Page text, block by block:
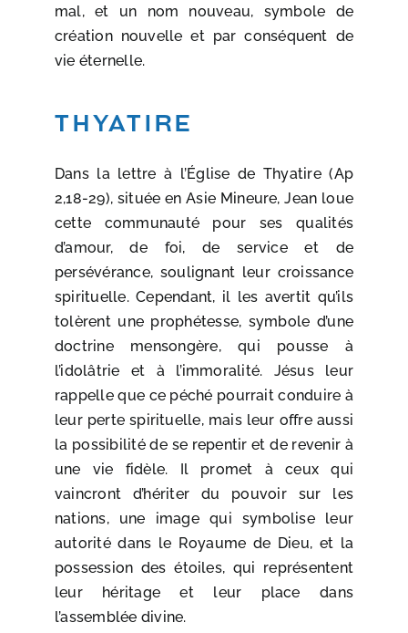
mal, et un nom nouveau, symbole de
création nouvelle et par conséquent de
vie éternelle.
Thyatire
Dans la lettre à l’Église de Thyatire (Ap
2,18-29), située en Asie Mineure, Jean loue
cette communauté pour ses qualités
d’amour, de foi, de service et de
persévérance, soulignant leur croissance
spirituelle. Cependant, il les avertit qu’ils
tolèrent une prophétesse, symbole d’une
doctrine mensongère, qui pousse à
l’idolâtrie et à l’immoralité. Jésus leur
rappelle que ce péché pourrait conduire à
leur perte spirituelle, mais leur offre aussi
la possibilité de se repentir et de revenir à
une vie fidèle. Il promet à ceux qui
vaincront d’hériter du pouvoir sur les
nations, une image qui symbolise leur
autorité dans le Royaume de Dieu, et la
possession des étoiles, qui représentent
leur héritage et leur place dans
l’assemblée divine.